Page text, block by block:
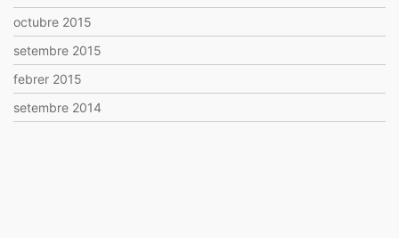
octubre 2015
setembre 2015
febrer 2015
setembre 2014